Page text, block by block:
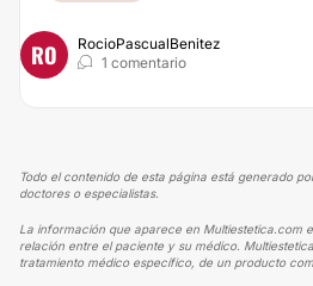
RO
RocioPascualBenitez
1 comentario
Todo el contenido de esta página está generado
doctores o especialistas.
La información que aparece en Multiestetica.com
relación entre el paciente y su médico.
tratamiento médico específico, de un producto